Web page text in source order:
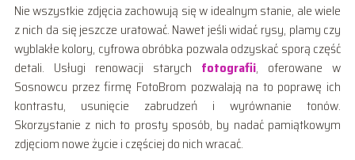
Nie wszystkie zdjęcia zachowują się w idealnym stanie, ale wiele
z nich da się jeszcze uratować. Nawet jeśli widać rysy, plamy czy
wyblakłe kolory, cyfrowa obróbka pozwala odzyskać sporą część
detali. Usługi renowacji starych fotografii, oferowane w
Sosnowcu przez firmę FotoBrom pozwalają na to poprawę ich
kontrastu, usunięcie zabrudzeń i wyrównanie tonów.
Skorzystanie z nich to prosty sposób, by nadać pamiątkowym
zdjęciom nowe życie i częściej do nich wracać.